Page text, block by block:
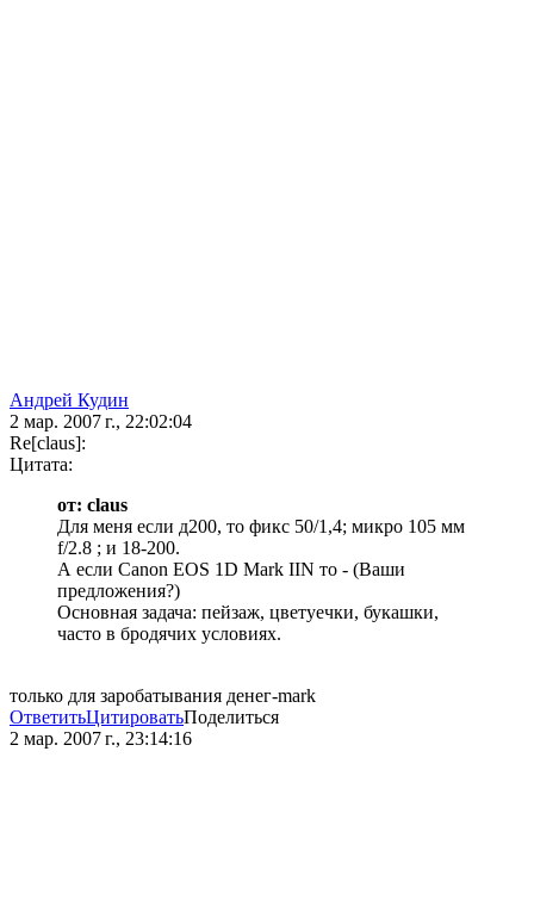
Андрей Кудин
2 мар. 2007 г., 22:02:04
Re[claus]:
Цитата:
от: claus
Для меня если д200, то фикс 50/1,4; микро 105 мм
f/2.8 ; и 18-200.
А если Canon EOS 1D Mark IIN то - (Ваши
предложения?)
Основная задача: пейзаж, цветуечки, букашки,
часто в бродячих условиях.
только для заробатывания денег-mark
ОтветитьЦитироватьПоделиться
2 мар. 2007 г., 23:14:16